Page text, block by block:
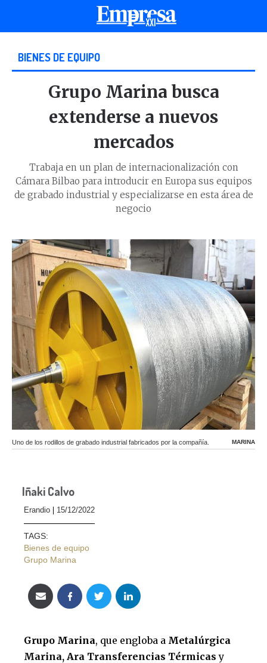
BIENES DE EQUIPO
Grupo Marina busca
extenderse a nuevos
mercados
Trabaja en un plan de internacionalización con
Cámara Bilbao para introducir en Europa sus equipos
de grabado industrial y especializarse en esta área de
negocio
Uno de los rodillos de grabado industrial fabricados por la compañía. MARINA
Iñaki Calvo
Erandio 15/12/2022
TAGS:
Bienes de equipo
Grupo Marina
Grupo Marina, que engloba a Metalúrgica
Marina, Ara Transferencias Térmicas y